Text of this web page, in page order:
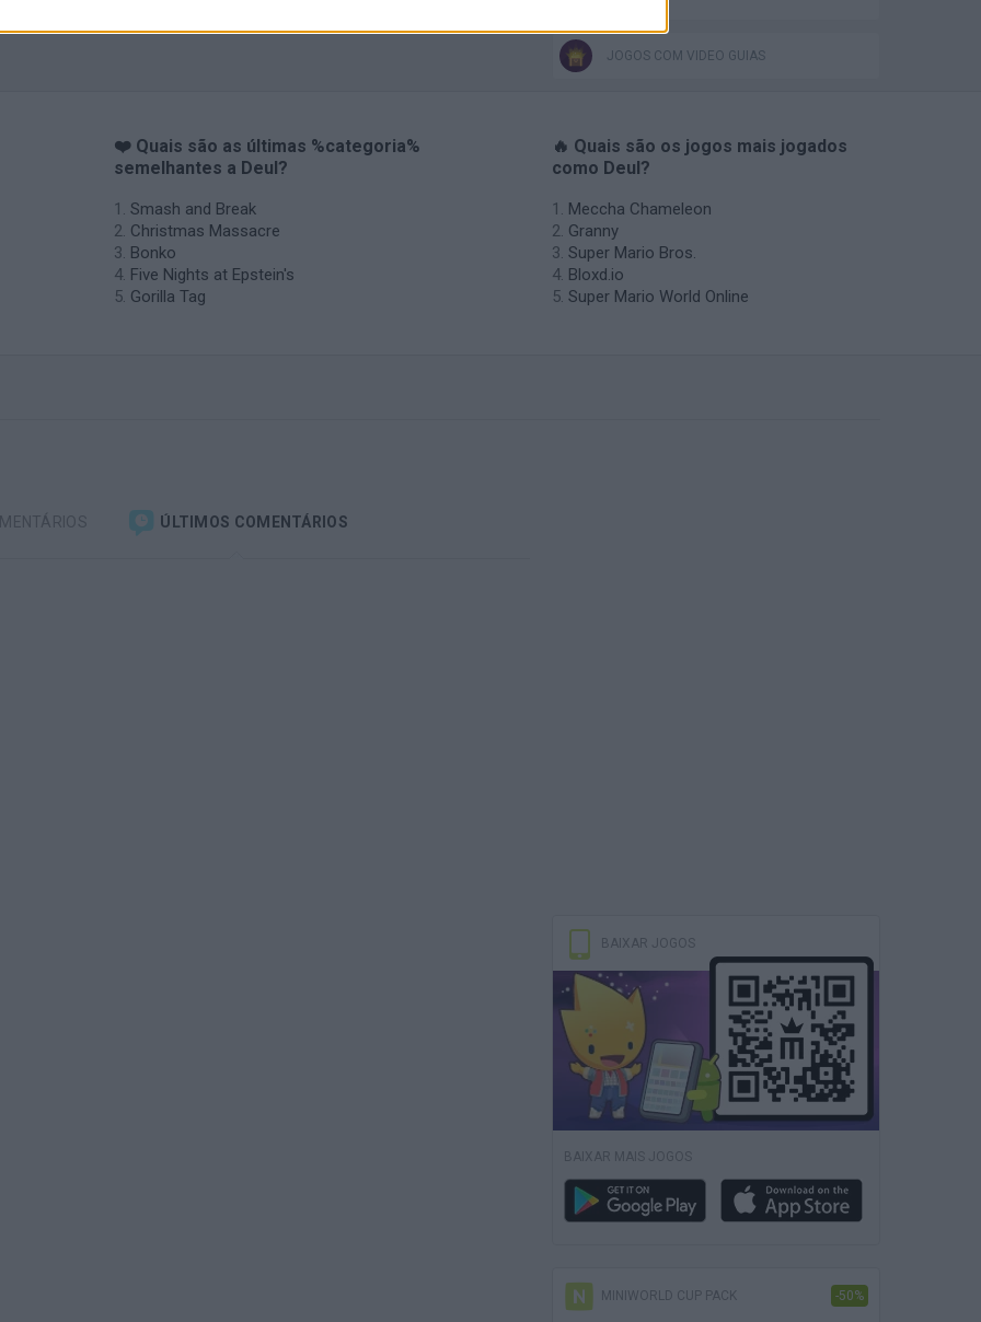
JOGOS COM VIDEO GUIAS
❤️ Quais são as últimas %categoria%
semelhantes a Deul?
Smash and Break
Christmas Massacre
Bonko
Five Nights at Epstein's
Gorilla Tag
🔥 Quais são os jogos mais jogados
como Deul?
Meccha Chameleon
Granny
Super Mario Bros.
Bloxd.io
Super Mario World Online
ÚLTIMOS COMENTÁRIOS
BAIXAR JOGOS
BAIXAR MAIS JOGOS
MINIWORLD CUP PACK -50%